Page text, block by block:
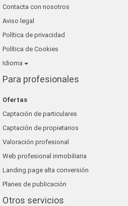
Contacta con nosotros
Aviso legal
Política de privacidad
Política de Cookies
Idioma
Para profesionales
Ofertas
Captación de particulares
Captación de propietarios
Valoración profesional
Web profesional inmobiliaria
Landing page alta conversión
Planes de publicación
Otros servicios